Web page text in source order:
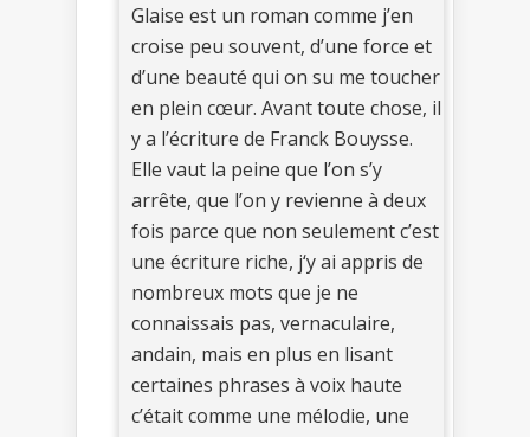
Glaise est un roman comme j’en
croise peu souvent, d’une force et
d’une beauté qui on su me toucher
en plein cœur. Avant toute chose, il
y a l’écriture de Franck Bouysse.
Elle vaut la peine que l’on s’y
arrête, que l’on y revienne à deux
fois parce que non seulement c’est
une écriture riche, j‘y ai appris de
nombreux mots que je ne
connaissais pas, vernaculaire,
andain, mais en plus en lisant
certaines phrases à voix haute
c’était comme une mélodie, une